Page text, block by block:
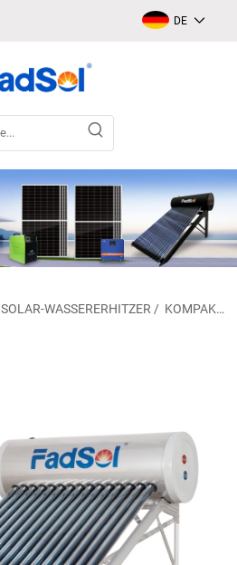
DE
SOLAR-WASSERERHITZER / KOMPAKTER HOCHDRUCK SOLAR-WASSERHEIZER